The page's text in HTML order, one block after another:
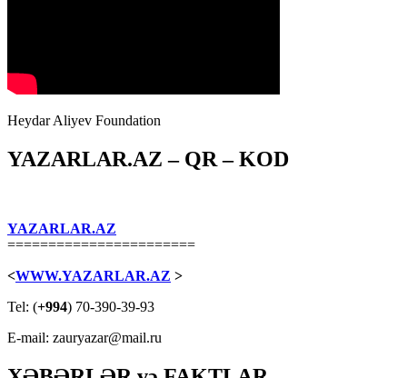
Heydar Aliyev Foundation
YAZARLAR.AZ – QR – KOD
YAZARLAR.AZ
=======================
<WWW.YAZARLAR.AZ >
Tel: (+994) 70-390-39-93
E-mail: zauryazar@mail.ru